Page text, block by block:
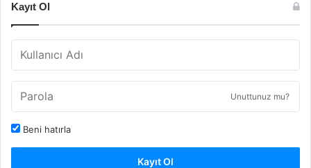
Kayıt Ol
Unuttunuz mu?
Beni hatırla
Kayıt Ol